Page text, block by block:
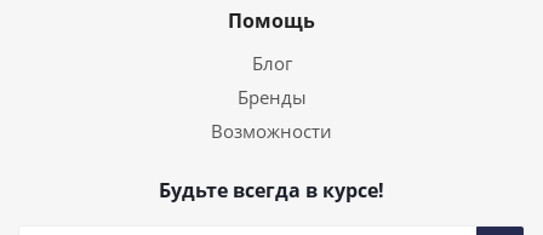
Помощь
Блог
Бренды
Возможности
Будьте всегда в курсе!